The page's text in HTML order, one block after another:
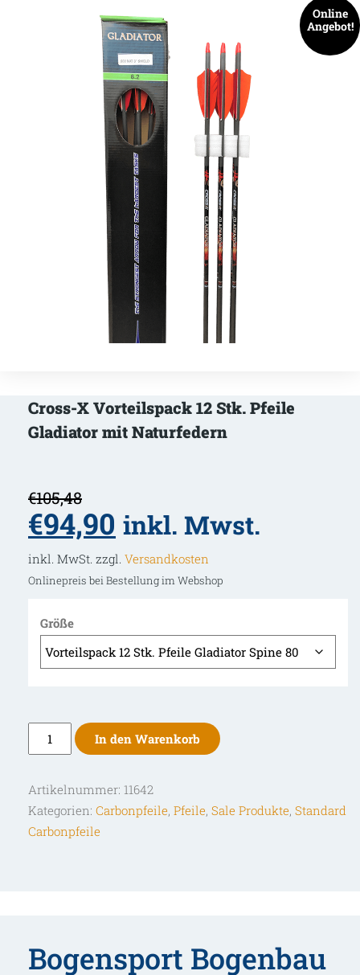
Cross-X Vorteilspack 12 Stk. Pfeile
Gladiator mit Naturfedern
€105,48
Ursprünglicher
Preis
war:
€105,48
€94,90 Aktueller
Preis
ist:
€94,90.
inkl. Mwst.
inkl. MwSt. zzgl. Versandkosten
Onlinepreis bei Bestellung im Webshop
Größe
Cross-
X
12
Stk.
Pfeile
In den Warenkorb
Artikelnummer: 11642
Kategorien: Carbonpfeile, Pfeile, Sale Produkte, Standard
Carbonpfeile
Bogensport Bogenbau